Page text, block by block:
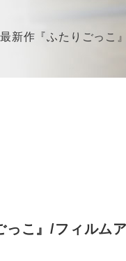
新作『ふたりごっこ』/
こ』/フィルム